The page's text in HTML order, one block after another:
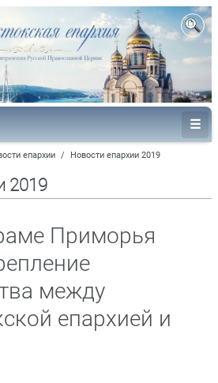
епархии / Новости епархии 2019
2019
Приморья
между
епархией и